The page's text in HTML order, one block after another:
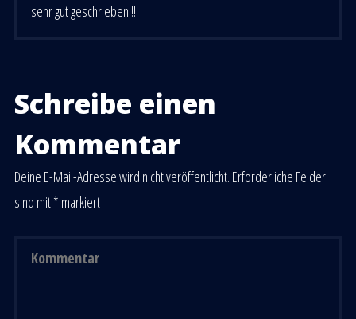
sehr gut geschrieben!!!!
Schreibe einen
Kommentar
Deine E-Mail-Adresse wird nicht veröffentlicht. Erforderliche Felder
sind mit* markiert